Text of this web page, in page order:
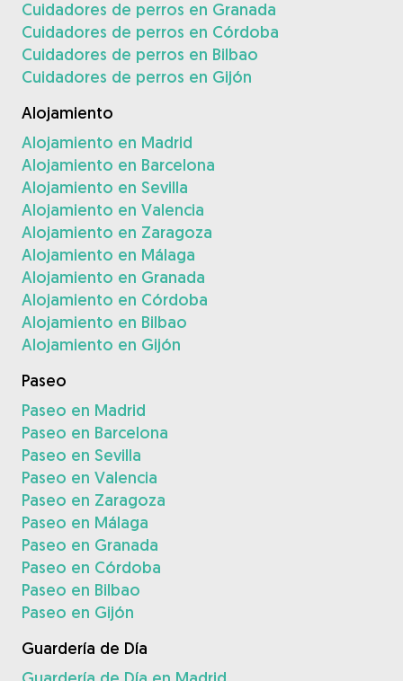
Cuidadores de perros en Granada
Cuidadores de perros en Córdoba
Cuidadores de perros en Bilbao
Cuidadores de perros en Gijón
Alojamiento
Alojamiento en Madrid
Alojamiento en Barcelona
Alojamiento en Sevilla
Alojamiento en Valencia
Alojamiento en Zaragoza
Alojamiento en Málaga
Alojamiento en Granada
Alojamiento en Córdoba
Alojamiento en Bilbao
Alojamiento en Gijón
Paseo
Paseo en Madrid
Paseo en Barcelona
Paseo en Sevilla
Paseo en Valencia
Paseo en Zaragoza
Paseo en Málaga
Paseo en Granada
Paseo en Córdoba
Paseo en Bilbao
Paseo en Gijón
Guardería de Día